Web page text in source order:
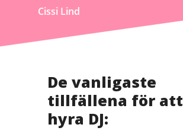
Cissi Lind
De vanligaste
tillfällena för att
hyra DJ: